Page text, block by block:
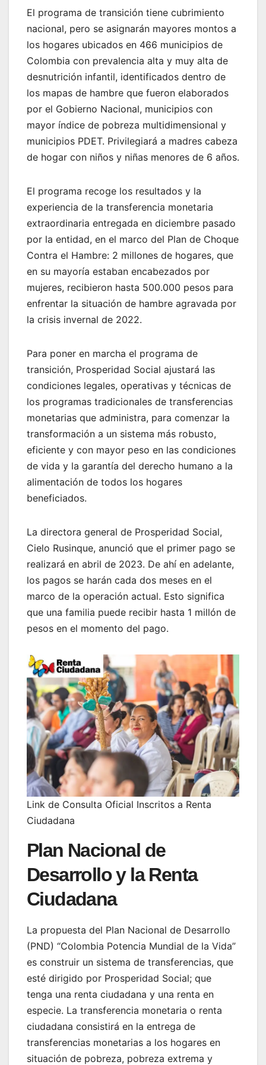
El programa de transición tiene cubrimiento
nacional, pero se asignarán mayores montos a
los hogares ubicados en 466 municipios de
Colombia con prevalencia alta y muy alta de
desnutrición infantil, identificados dentro de
los mapas de hambre que fueron elaborados
por el Gobierno Nacional, municipios con
mayor índice de pobreza multidimensional y
municipios PDET. Privilegiará a madres cabeza
de hogar con niños y niñas menores de 6 años.
El programa recoge los resultados y la
experiencia de la transferencia monetaria
extraordinaria entregada en diciembre pasado
por la entidad, en el marco del Plan de Choque
Contra el Hambre: 2 millones de hogares, que
en su mayoría estaban encabezados por
mujeres, recibieron hasta 500.000 pesos para
enfrentar la situación de hambre agravada por
la crisis invernal de 2022.
Para poner en marcha el programa de
transición, Prosperidad Social ajustará las
condiciones legales, operativas y técnicas de
los programas tradicionales de transferencias
monetarias que administra, para comenzar la
transformación a un sistema más robusto,
eficiente y con mayor peso en las condiciones
de vida y la garantía del derecho humano a la
alimentación de todos los hogares
beneficiados.
La directora general de Prosperidad Social,
Cielo Rusinque, anunció que el primer pago se
realizará en abril de 2023. De ahí en adelante,
los pagos se harán cada dos meses en el
marco de la operación actual. Esto significa
que una familia puede recibir hasta 1 millón de
pesos en el momento del pago.
Link de Consulta Oficial Inscritos a Renta
Ciudadana
Plan Nacional de
Desarrollo y la Renta
Ciudadana
La propuesta del Plan Nacional de Desarrollo
(PND) “Colombia Potencia Mundial de la Vida”
es construir un sistema de transferencias, que
esté dirigido por Prosperidad Social; que
tenga una renta ciudadana y una renta en
especie. La transferencia monetaria o renta
ciudadana consistirá en la entrega de
transferencias monetarias a los hogares en
situación de pobreza, pobreza extrema y